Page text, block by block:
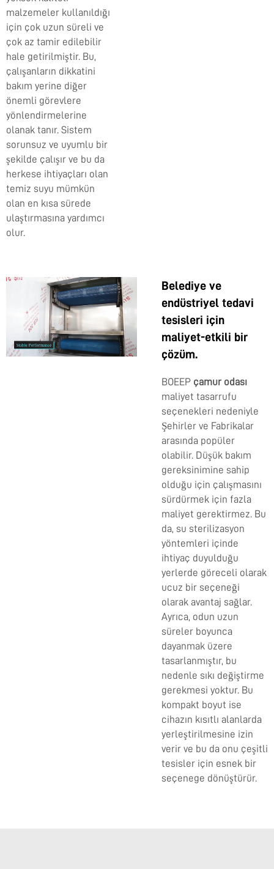
malzemeler kullanıldığı
için çok uzun süreli ve
çok az tamir edilebilir
hale getirilmiştir. Bu,
çalışanların dikkatini
bakım yerine diğer
önemli görevlere
yönlendirmelerine
olanak tanır. Sistem
sorunsuz ve uyumlu bir
şekilde çalışır ve bu da
herkese ihtiyaçları olan
temiz suyu mümkün
olan en kısa sürede
ulaştırmasına yardımcı
olur.
Belediye ve
endüstriyel tedavi
tesisleri için
maliyet-etkili bir
çözüm.
BOEEP çamur odası
maliyet tasarrufu
seçenekleri nedeniyle
Şehirler ve Fabrikalar
arasında popüler
olabilir. Düşük bakım
gereksinimine sahip
olduğu için çalışmasını
sürdürmek için fazla
maliyet gerektirmez. Bu
da, su sterilizasyon
yöntemleri içinde
ihtiyaç duyulduğu
yerlerde göreceli olarak
ucuz bir seçeneği
olarak avantaj sağlar.
Ayrıca, odun uzun
süreler boyunca
dayanmak üzere
tasarlanmıştır, bu
nedenle sıkı değiştirme
gerekmesi yoktur. Bu
kompakt boyut ise
cihazın kısıtlı alanlarda
yerleştirilmesine izin
verir ve bu da onu çeşitli
tesisler için esnek bir
seçenege dönüştürür.